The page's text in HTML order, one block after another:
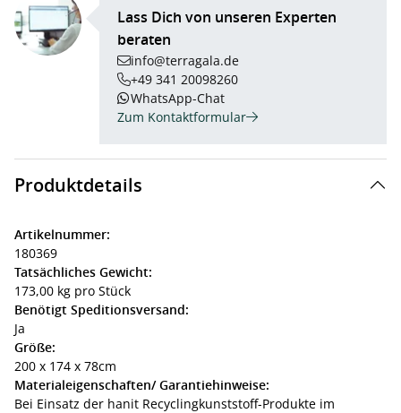
Lass Dich von unseren Experten
beraten
info@terragala.de
+49 341 20098260
WhatsApp-Chat
Zum Kontaktformular
Produktdetails
Artikelnummer:
180369
Tatsächliches Gewicht:
173,00 kg pro Stück
Benötigt Speditionsversand:
Ja
Größe:
200 x 174 x 78cm
Materialeigenschaften/ Garantiehinweise:
Bei Einsatz der hanit Recyclingkunststoff-Produkte im